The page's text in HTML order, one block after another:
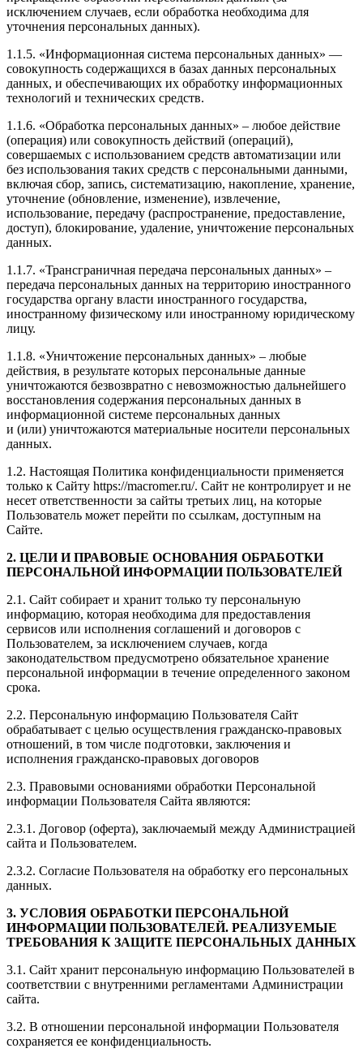
исключением случаев, если обработка необходима для
уточнения персональных данных).
1.1.5. «Информационная система персональных данных» —
совокупность содержащихся в базах данных персональных
данных, и обеспечивающих их обработку информационных
технологий и технических средств.
1.1.6. «Обработка персональных данных» – любое действие
(операция) или совокупность действий (операций),
совершаемых с использованием средств автоматизации или
без использования таких средств с персональными данными,
включая сбор, запись, систематизацию, накопление, хранение,
уточнение (обновление, изменение), извлечение,
использование, передачу (распространение, предоставление,
доступ), блокирование, удаление, уничтожение персональных
данных.
1.1.7. «Трансграничная передача персональных данных» –
передача персональных данных на территорию иностранного
государства органу власти иностранного государства,
иностранному физическому или иностранному юридическому
лицу.
1.1.8. «Уничтожение персональных данных» – любые
действия, в результате которых персональные данные
уничтожаются безвозвратно с невозможностью дальнейшего
восстановления содержания персональных данных в
информационной системе персональных данных
и (или) уничтожаются материальные носители персональных
данных.
1.2. Настоящая Политика конфиденциальности применяется
только к Сайту https://macromer.ru/. Сайт не контролирует и не
несет ответственности за сайты третьих лиц, на которые
Пользователь может перейти по ссылкам, доступным на
Сайте.
2. ЦЕЛИ И ПРАВОВЫЕ ОСНОВАНИЯ ОБРАБОТКИ
ПЕРСОНАЛЬНОЙ ИНФОРМАЦИИ ПОЛЬЗОВАТЕЛЕЙ
2.1. Сайт собирает и хранит только ту персональную
информацию, которая необходима для предоставления
сервисов или исполнения соглашений и договоров с
Пользователем, за исключением случаев, когда
законодательством предусмотрено обязательное хранение
персональной информации в течение определенного законом
срока.
2.2. Персональную информацию Пользователя Сайт
обрабатывает с целью осуществления гражданско-правовых
отношений, в том числе подготовки, заключения и
исполнения гражданско-правовых договоров
2.3. Правовыми основаниями обработки Персональной
информации Пользователя Сайта являются:
2.3.1. Договор (оферта), заключаемый между Администрацией
сайта и Пользователем.
2.3.2. Согласие Пользователя на обработку его персональных
данных.
3. УСЛОВИЯ ОБРАБОТКИ ПЕРСОНАЛЬНОЙ
ИНФОРМАЦИИ ПОЛЬЗОВАТЕЛЕЙ. РЕАЛИЗУЕМЫЕ
ТРЕБОВАНИЯ К ЗАЩИТЕ ПЕРСОНАЛЬНЫХ ДАННЫХ
3.1. Сайт хранит персональную информацию Пользователей в
соответствии с внутренними регламентами Администрации
сайта.
3.2. В отношении персональной информации Пользователя
сохраняется ее конфиденциальность.